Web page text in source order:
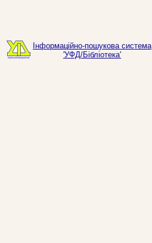
Інформаційно-пошукова система
'УФД/Бібліотека'